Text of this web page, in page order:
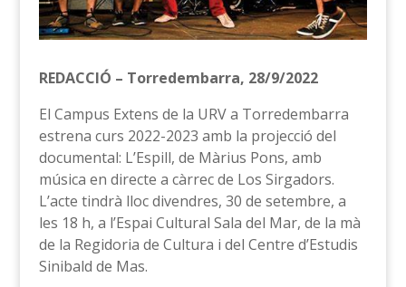
REDACCIÓ – Torredembarra, 28/9/2022
El Campus Extens de la URV a Torredembarra
estrena curs 2022-2023 amb la projecció del
documental: L’Espill, de Màrius Pons, amb
música en directe a càrrec de Los Sirgadors.
L’acte tindrà lloc divendres, 30 de setembre, a
les 18 h, a l’Espai Cultural Sala del Mar, de la mà
de la Regidoria de Cultura i del Centre d’Estudis
Sinibald de Mas.